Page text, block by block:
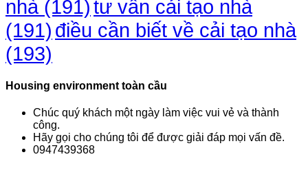
nhà(191)tư vấn cải tạo nhà
(191) điều cần biết về cải tạo nhà
(193)
Housing environment toàn cầu
Chúc quý khách một ngày làm việc vui vẻ và thành
công.
Hãy gọi cho chúng tôi để được giải đáp mọi vấn đề.
0947439368